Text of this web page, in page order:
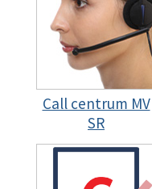
Call centrum MV
SR